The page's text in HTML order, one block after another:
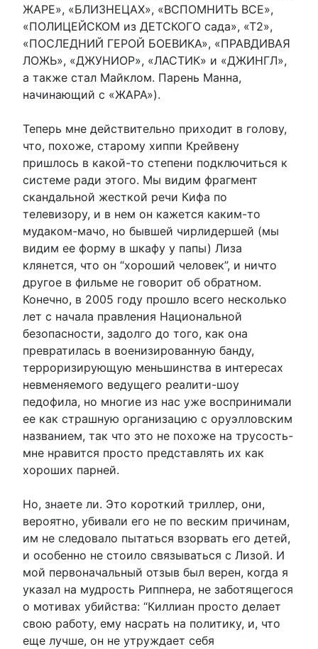
ЖАРЕ», «БЛИЗНЕЦАХ», «ВСПОМНИТЬ ВСЕ»,
«ПОЛИЦЕЙСКОМ из ДЕТСКОГО сада», «Т2»,
«ПОСЛЕДНИЙ ГЕРОЙ БОЕВИКА», «ПРАВДИВАЯ
ЛОЖЬ», «ДЖУНИОР», «ЛАСТИК» и «ДЖИНГЛ»,
а также стал Майклом. Парень Манна,
начинающий с «ЖАРА»).
Теперь мне действительно приходит в голову,
что, похоже, старому хиппи Крейвену
пришлось в какой-то степени подключиться к
системе ради этого. Мы видим фрагмент
скандальной жесткой речи Кифа по
телевизору, и в нем он кажется каким-то
мудаком-мачо, но бывшей чирлидершей (мы
видим ее форму в шкафу у папы) Лиза
клянется, что он “хороший человек”, и ничто
другое в фильме не говорит об обратном.
Конечно, в 2005 году прошло всего несколько
лет с начала правления Национальной
безопасности, задолго до того, как она
превратилась в военизированную банду,
терроризирующую меньшинства в интересах
невменяемого ведущего реалити-шоу
педофила, но многие из нас уже воспринимали
ее как страшную организацию с оруэлловским
названием, так что это не похоже на трусость-
мне нравится просто представлять их как
хороших парней.
Но, знаете ли. Это короткий триллер, они,
вероятно, убивали его не по веским причинам,
им не следовало пытаться взорвать его детей,
и особенно не стоило связываться с Лизой. И
мой первоначальный отзыв был верен, когда я
указал на мудрость Риппнера, не заботящегося
о мотивах убийства: “Киллиан просто делает
свою работу, ему насрать на политику, и, что
еще лучше, он не утруждает себя